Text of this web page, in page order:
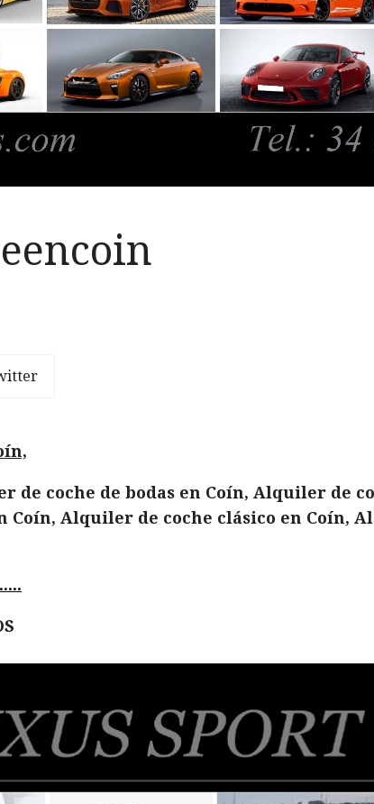
de coche de bodas en Coín, Alquiler de
Coín, Alquiler de coche clásico en Coín,